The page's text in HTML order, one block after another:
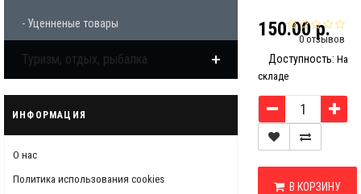
- Уценненые товары
Туризм, отдых, рыбалка
ИНФОРМАЦИЯ
О нас
Политика использования cookies
0 отзывов
150.00 р.
Доступность: На
складе
В КОРЗИНУ